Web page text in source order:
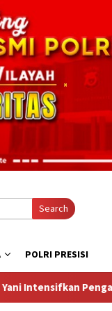
Search
POLRI PRESISI
Penumpang